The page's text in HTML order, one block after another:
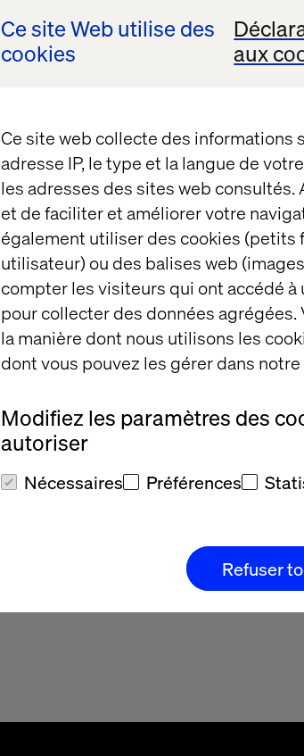
Ce site Web utilise des
cookies
aux
Ce site web collecte des informations
adresse IP, le type et la langue de
les adresses des sites web
et de faciliter et améliorer votre
également utiliser des cookies (petits
utilisateur) ou des balises web
compter les visiteurs qui ont accédé
pour collecter des données
la manière dont nous utilisons les
dont vous pouvez les gérer dans
Modifiez les paramètres des
autoriser
Nécessaires Préférences
Refuser